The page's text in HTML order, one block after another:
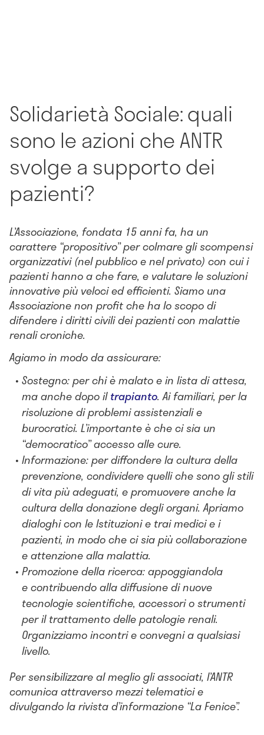
Solidarietà Sociale: quali
sono le azioni che ANTR
svolge a supporto dei
pazienti?
L’Associazione, fondata 15 anni fa, ha un
carattere “propositivo” per colmare gli scompensi
organizzativi (nel pubblico e nel privato) con cui i
pazienti hanno a che fare, e valutare le soluzioni
innovative più veloci ed efficienti. Siamo una
Associazione non profit che ha lo scopo di
difendere i diritti civili dei pazienti con malattie
renali croniche.
Agiamo in modo da assicurare:
Sostegno: per chi è malato e in lista di attesa,
ma anche dopo iltrapianto. Ai familiari, per la
risoluzione di problemi assistenziali e
burocratici. L’importante è che ci sia un
“democratico” accesso alle cure.
Informazione: per diffondere la cultura della
prevenzione, condividere quelli che sono gli stili
di vita più adeguati, e promuovere anche la
cultura della donazione degli organi. Apriamo
dialoghi con le Istituzioni e trai medici e i
pazienti, in modo che ci sia più collaborazione
e attenzione alla malattia.
Promozione della ricerca: appoggiandola
e contribuendo alla diffusione di nuove
tecnologie scientifiche, accessori o strumenti
per il trattamento delle patologie renali.
Organizziamo incontri e convegni a qualsiasi
livello.
Per sensibilizzare al meglio gli associati, l’ANTR
comunica attraverso mezzi telematici e
divulgando la rivista d’informazione “La Fenice”.